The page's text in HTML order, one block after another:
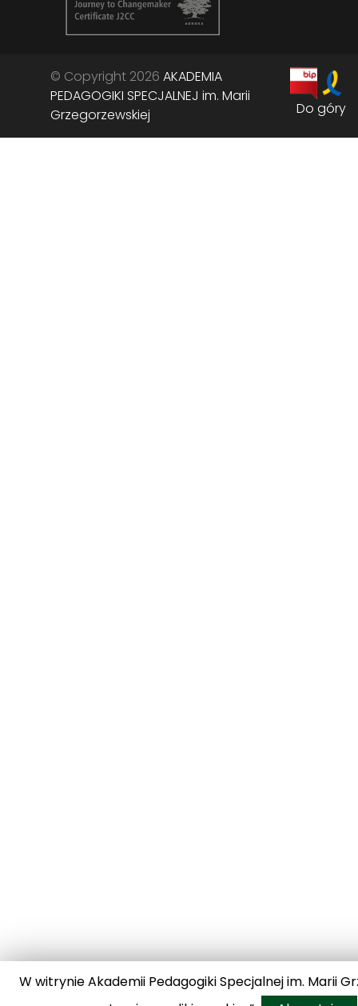
© Copyright 2026 AKADEMIA
PEDAGOGIKI SPECJALNEJ im. Marii
Grzegorzewskiej
Do góry
W witrynie Akademii Pedagogiki Specjalnej im. Marii